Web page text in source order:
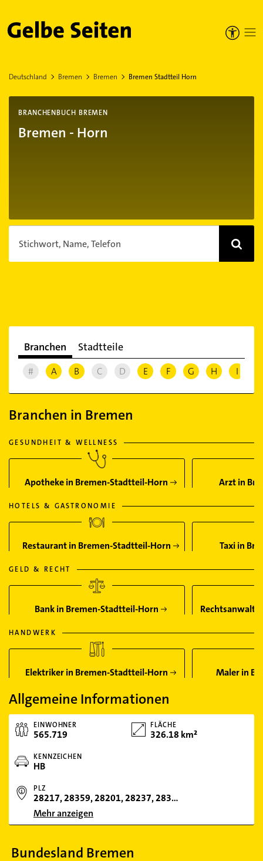
Gelbe Seiten
Deutschland Bremen Bremen Bremen Stadtteil Horn
BRANCHENBUCH BREMEN
Bremen - Horn
Stichwort, Name, Telefon
Branchen Stadtteile
# A B C D E F G H I
Branchen in Bremen
GESUNDHEIT & WELLNESS
Apotheke in Bremen-Stadtteil-Horn Arzt in
HOTELS & GASTRONOMIE
Restaurant in Bremen-Stadtteil-Horn Taxi in
GELD & RECHT
Bank in Bremen-Stadtteil-Horn Rechtsanwalt
HANDWERK
Elektriker in Bremen-Stadtteil-Horn Maler in
Allgemeine Informationen
EINWOHNER
565.719
FLÄCHE
326.18 km²
KENNZEICHEN
HB
PLZ
28217, 28359, 28201, 28237, 28355, 28195, 28357, 28329, 28199, 28205, 28325, 28259, 28757, 28759, 28239, 28207, 28717, 28209, 28213, 28307, 28197, 28219, 28777, 28215, 28719, 28203, 28309, 28279, 28211, 28277, 28779, 28755, 28327, 28080, 28221, 28241, 28261, 28281, 28311, 28331, 28701, 28721, 287
Mehr anzeigen
Bundesland Bremen